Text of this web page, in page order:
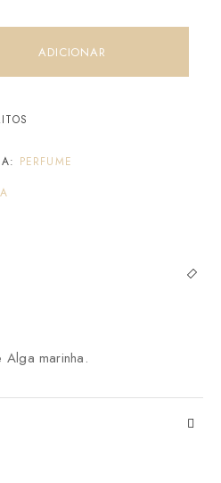
ADICIONAR
PERFUME
marinha.